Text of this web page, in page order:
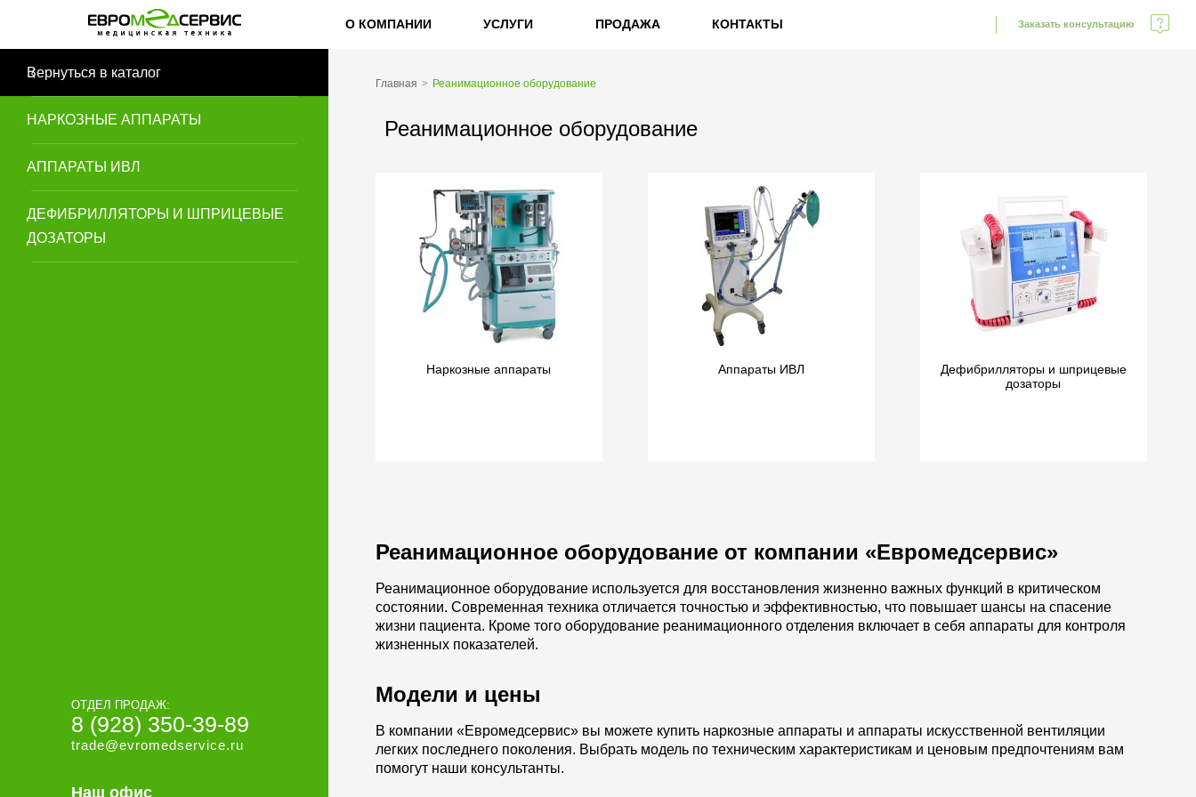
Заказать консультацию
О КОМПАНИИ УСЛУГИ ПРОДАЖА КОНТАКТЫ
Вернуться в каталог
НАРКОЗНЫЕ АППАРАТЫ
АППАРАТЫ ИВЛ
ДЕФИБРИЛЛЯТОРЫ И ШПРИЦЕВЫЕ
ДОЗАТОРЫ
ОТДЕЛ ПРОДАЖ:
8 (928) 350-39-89
trade@evromedservice.ru
Наш офис
Главная Реанимационное оборудование
Реанимационное оборудование
Наркозные аппараты Аппараты ИВЛ
Дефибрилляторы и шприцевые
дозаторы
Реанимационное оборудование от компании «Евромедсервис»
Реанимационное оборудование используется для восстановления жизненно важных функций в критическом
состоянии. Современная техника отличается точностью и эффективностью, что повышает шансы на спасение
жизни пациента. Кроме того оборудование реанимационного отделения включает в себя аппараты для контроля
жизненных показателей.
Модели и цены
В компании «Евромедсервис» вы можете купить наркозные аппараты и аппараты искусственной вентиляции
легких последнего поколения. Выбрать модель по техническим характеристикам и ценовым предпочтениям вам
помогут наши консультанты.